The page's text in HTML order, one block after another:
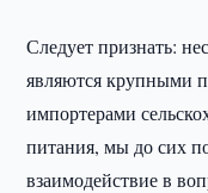
Следует признать:
являются крупными
импортерами
питания, мы до сих
взаимодействие в